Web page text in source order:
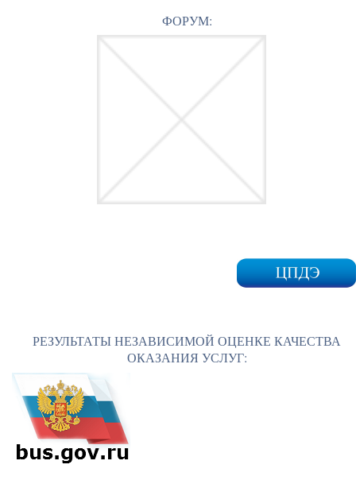
ФОРУМ:
РЕЗУЛЬТАТЫ НЕЗАВИСИМОЙ ОЦЕНКЕ КАЧЕСТВА
ОКАЗАНИЯ УСЛУГ: